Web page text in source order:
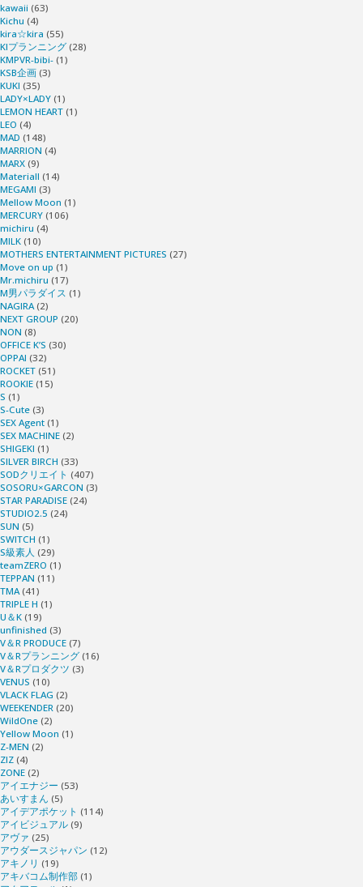
kawaii (63)
Kichu (4)
kira☆kira (55)
KIプランニング (28)
KMPVR-bibi- (1)
KSB企画 (3)
KUKI (35)
LADY×LADY (1)
LEMON HEART (1)
LEO (4)
MAD (148)
MARRION (4)
MARX (9)
Materiall (14)
MEGAMI (3)
Mellow Moon (1)
MERCURY (106)
michiru (4)
MILK (10)
MOTHERS ENTERTAINMENT PICTURES (27)
Move on up (1)
Mr.michiru (17)
M男パラダイス (1)
NAGIRA(2)
NEXT GROUP (20)
NON (8)
OFFICE K’S (30)
OPPAI (32)
ROCKET (51)
ROOKIE (15)
S (1)
S-Cute (3)
SEX Agent (1)
SEX MACHINE (2)
SHIGEKI (1)
SILVER BIRCH (33)
SODクリエイト (407)
SOSORU×GARCON (3)
STAR PARADISE (24)
STUDIO2.5 (24)
SUN (5)
SWITCH (1)
S級素人 (29)
teamZERO (1)
TEPPAN (11)
TMA(41)
TRIPLE H (1)
U＆K (19)
unfinished (3)
V＆R PRODUCE (7)
V＆Rプランニング (16)
V＆Rプロダクツ (3)
VENUS (10)
VLACK FLAG (2)
WEEKENDER (20)
WildOne (2)
Yellow Moon (1)
Z-MEN (2)
ZIZ (4)
ZONE (2)
アイエナジー (53)
あいすまん (5)
アイデアポケット (114)
アイビジュアル (9)
アヴァ (25)
アウダースジャパン (12)
アキノリ (19)
アキバコム制作部 (1)